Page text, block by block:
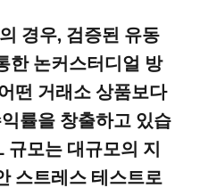
경우, 검증된 유동
한 논커스터디얼 방
떤 거래소 상품보다
률을 창출하고 있습
규모는 대규모의 지
스트레스 테스트로